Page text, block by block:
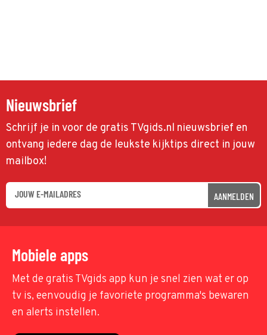
Nieuwsbrief
Schrijf je in voor de gratis TVgids.nl nieuwsbrief en
ontvang iedere dag de leukste kijktips direct in jouw
mailbox!
AANMELDEN
Mobiele apps
Met de gratis TVgids app kun je snel zien wat er op
tv is, eenvoudig je favoriete programma's bewaren
en alerts instellen.